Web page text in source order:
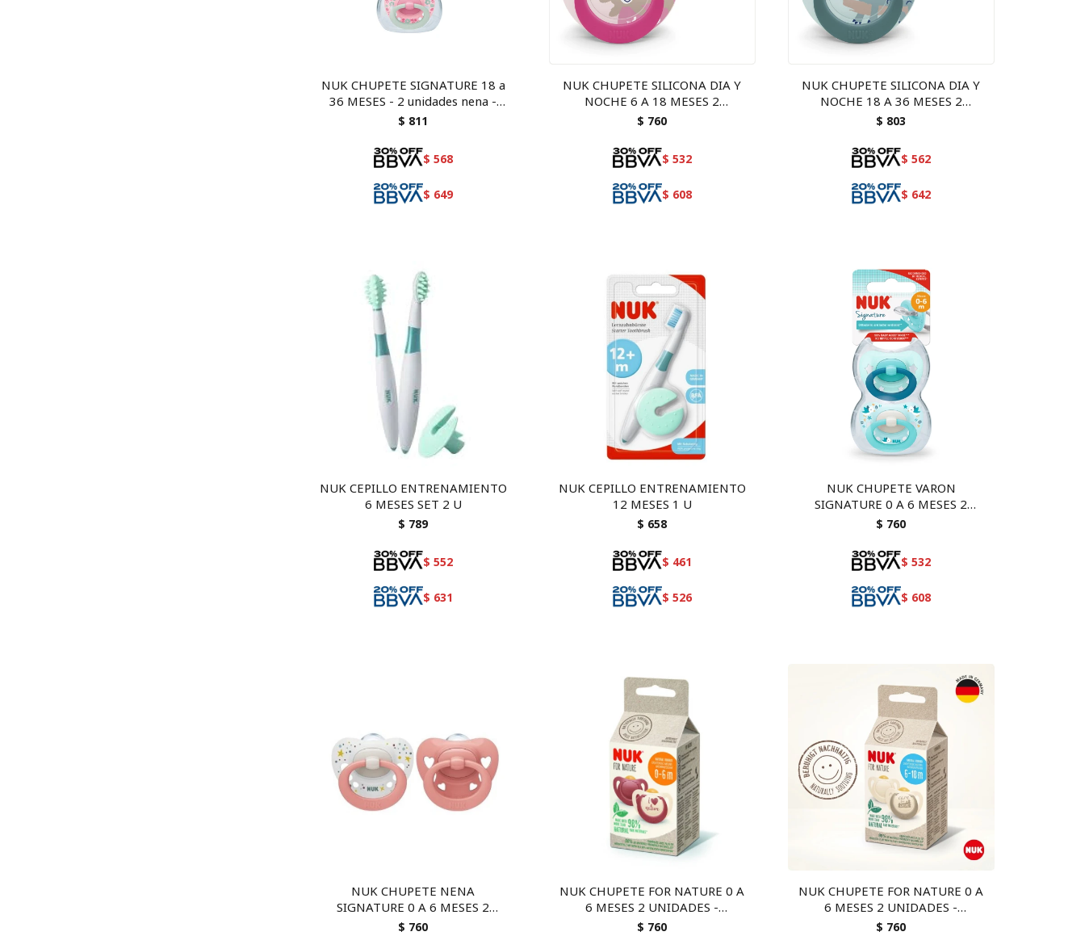
NUK CHUPETE SIGNATURE 18 a
36 MESES - 2 unidades nena -
varon
$ 811
$ 568
$ 649
NUK CHUPETE SILICONA DIA Y
NOCHE 6 A 18 MESES 2
UNIDADES - nena
$ 760
$ 532
$ 608
NUK CHUPETE SILICONA DIA Y
NOCHE 18 A 36 MESES 2
UNIDADES - nena o varon
$ 803
$ 562
$ 642
NUK CEPILLO ENTRENAMIENTO
6 MESES SET 2 U
$ 789
$ 552
$ 631
NUK CEPILLO ENTRENAMIENTO
12 MESES 1 U
$ 658
$ 461
$ 526
NUK CHUPETE VARON
SIGNATURE 0 A 6 MESES 2
UNIDADES
$ 760
$ 532
$ 608
NUK CHUPETE NENA
SIGNATURE 0 A 6 MESES 2
UNIDADES
$ 760
NUK CHUPETE FOR NATURE 0 A
6 MESES 2 UNIDADES -
ortodóntico y sostenible
$ 760
NUK CHUPETE FOR NATURE 0 A
6 MESES 2 UNIDADES -
ortodóntico y sostenible
$ 760